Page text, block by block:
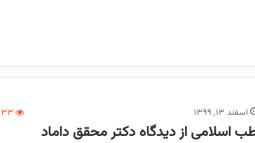
اسفند ۱۳, ۱۳۹۹
اسلامی از دیدگاه دکتر محقق داماد